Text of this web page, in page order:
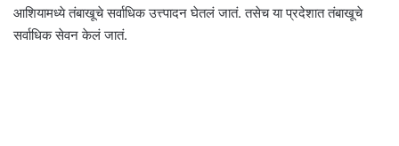
आशियामध्ये तंबाखूचे सर्वाधिक उत्त्पादन घेतलं जातं. तसेच या प्रदेशात तंबाखूचे
सर्वाधिक सेवन केलं जातं.